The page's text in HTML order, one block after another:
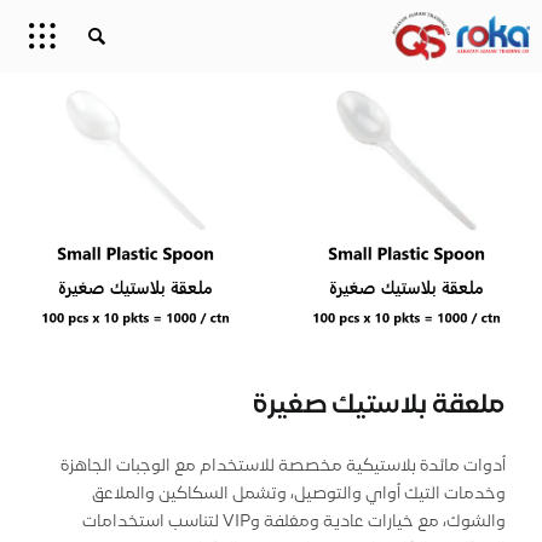
ملعقة بلاستيك صغيرة
أدوات مائدة بلاستيكية مخصصة للاستخدام مع الوجبات الجاهزة
وخدمات التيك أواي والتوصيل، وتشمل السكاكين والملاعق
والشوك، مع خيارات عادية ومغلفة وVIP لتناسب استخدامات